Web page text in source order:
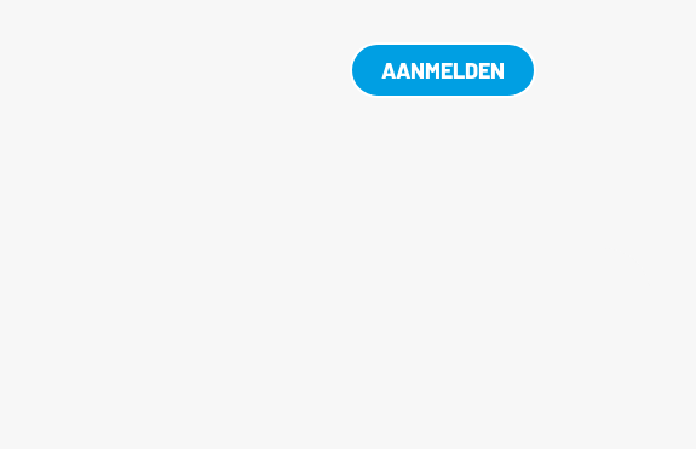
AANMELDEN